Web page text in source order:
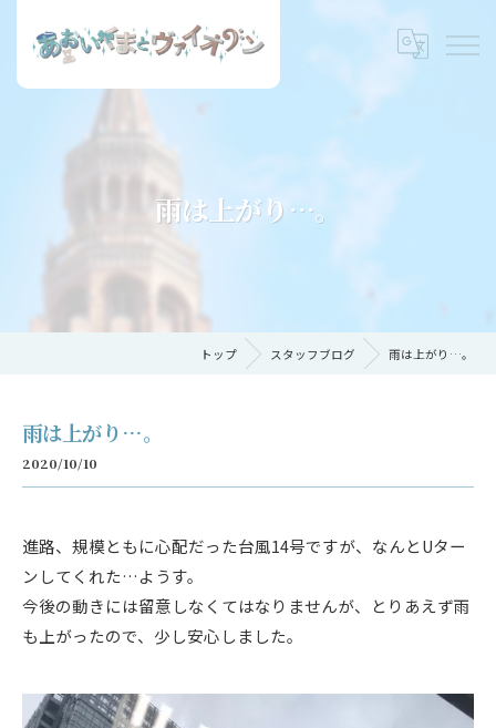
雨は上がり…。
トップ スタッフブログ 雨は上がり…。
雨は上がり…。
2020/10/10
進路、規模ともに心配だった台風14号ですが、なんとUター
ンしてくれた…ようす。
今後の動きには留意しなくてはなりませんが、とりあえず雨
も上がったので、少し安心しました。